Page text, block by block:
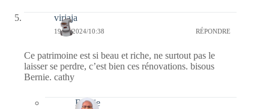
virjaja
19/09/2024/10:38 RÉPONDRE
Ce patrimoine est si beau et riche, ne surtout pas le
laisser se perdre, c’est bien ces rénovations. bisous
Bernie. cathy
Bernie